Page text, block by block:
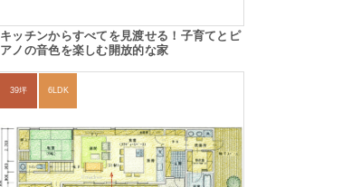
キッチンからすべてを見渡せる！子育てとピ
アノの音色を楽しむ開放的な家
39坪 6LDK